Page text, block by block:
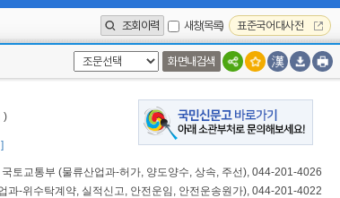
조회이력 새창(목록) 표준국어대사전
화면내검색
)
국토교통부 (물류산업과-허가, 양도양수, 상속, 주선), 044-201-4026
과-위수탁계약, 실적신고, 안전운임, 안전운송원가), 044-201-4022